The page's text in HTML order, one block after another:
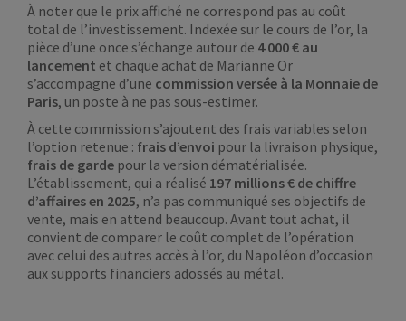
À noter que le prix affiché ne correspond pas au coût
total de l’investissement. Indexée sur le cours de l’or, la
pièce d’une once s’échange autour de 4 000 € au
lancement et chaque achat de Marianne Or
s’accompagne d’une commission versée à la Monnaie de
Paris, un poste à ne pas sous-estimer.
À cette commission s’ajoutent des frais variables selon
l’option retenue : frais d’envoi pour la livraison physique,
frais de garde pour la version dématérialisée.
L’établissement, qui a réalisé 197 millions € de chiffre
d’affaires en 2025, n’a pas communiqué ses objectifs de
vente, mais en attend beaucoup. Avant tout achat, il
convient de comparer le coût complet de l’opération
avec celui des autres accès à l’or, du Napoléon d’occasion
aux supports financiers adossés au métal.